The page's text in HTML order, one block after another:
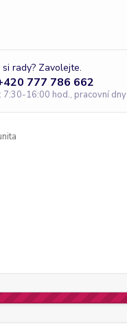
rady? Zavolejte.
777 786 662
7:30-16:00 hod., pracovní dny